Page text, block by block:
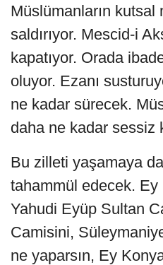
Müslümanların kutsal
saldırıyor. Mescid-i
kapatıyor. Orada
oluyor. Ezanı
ne kadar sürecek.
daha ne kadar sessiz
Bu zilleti yaşamaya
tahammül edecek.
Yahudi Eyüp Sultan
Camisini,
ne yaparsın, Ey